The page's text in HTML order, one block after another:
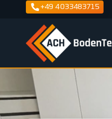
+49 4033483715